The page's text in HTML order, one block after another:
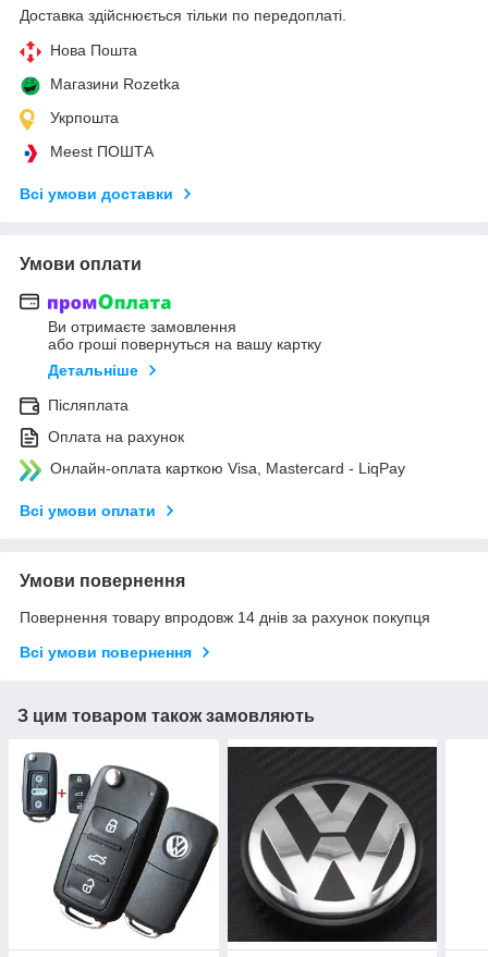
Доставка здійснюється тільки по передоплаті.
Нова Пошта
Магазини Rozetka
Укрпошта
Meest ПОШТА
Всі умови доставки
Умови оплати
Ви отримаєте замовлення
або гроші повернуться на вашу картку
Детальніше
Післяплата
Оплата на рахунок
Онлайн-оплата карткою Visa, Mastercard - LiqPay
Всі умови оплати
Умови повернення
Повернення товару впродовж 14 днів за рахунок покупця
Всі умови повернення
З цим товаром також замовляють